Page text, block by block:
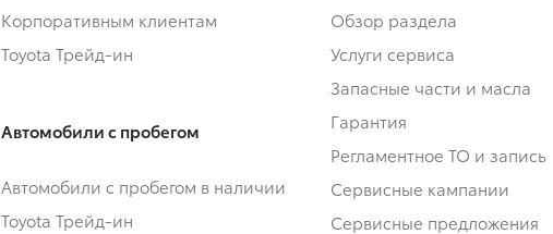
Корпоративным клиентам
Toyota Трейд-ин
Автомобили с пробегом
Автомобили с пробегом в наличии
Toyota Трейд-ин
Обзор раздела
Услуги сервиса
Запасные части и масла
Гарантия
Регламентное ТО и запись
Сервисные кампании
Сервисные предложения